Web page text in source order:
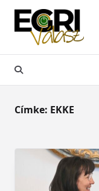
Skip
content
Címke: EKKE